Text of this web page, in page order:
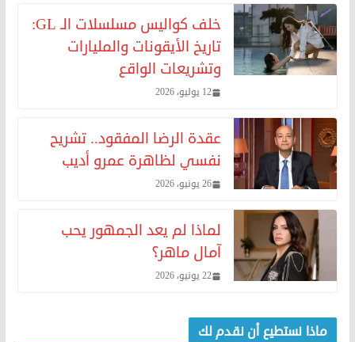
خلف كواليس مسلسلات الـ GL:
تاريخ الأيقونات والمليارات
وتشريعات الواقع
12 يوليو، 2026
عقدة الرضا المفقود.. تشريح
نفسي لظاهرة عمرو أديب
26 يونيو، 2026
لماذا لم يعد الجمهور يحب
آمال ماهر؟
22 يونيو، 2026
ماذا نستطيع أن نقدم لك